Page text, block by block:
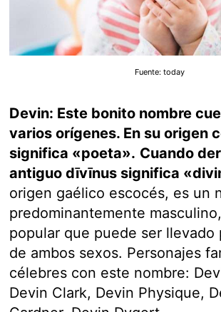
Fuente: today
Devin: Este bonito nombre
varios orígenes. En su origen
significa «poeta». Cuando
antiguo dīvīnus significa
origen gaélico escocés, es un
predominantemente
popular que puede ser llevado
de ambos sexos. Personajes
célebres con este nombre:
Devin Clark, Devin Physique,